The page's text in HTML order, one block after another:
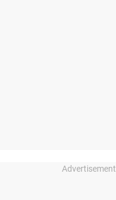
Advertisement